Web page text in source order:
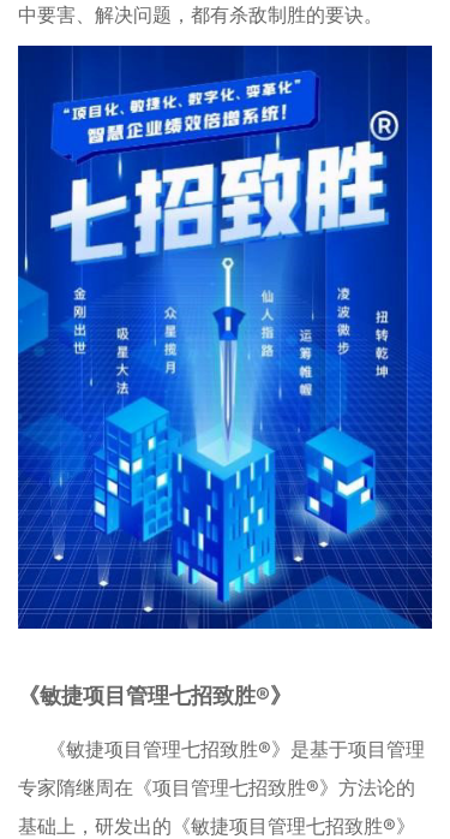
中要害、解决问题，都有杀敌制胜的要诀。
《敏捷项目管理七招致胜®》
《敏捷项目管理七招致胜®》是基于项目管理
专家隋继周在《项目管理七招致胜®》方法论的
基础上，研发出的《敏捷项目管理七招致胜®》